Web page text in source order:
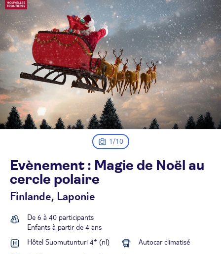
1/10
Evènement : Magie de Noël au
cercle polaire
Finlande, Laponie
De 6 à 40 participants
Enfants à partir de 4 ans
Hôtel Suomutunturi 4* (nl)
Autocar climatisé